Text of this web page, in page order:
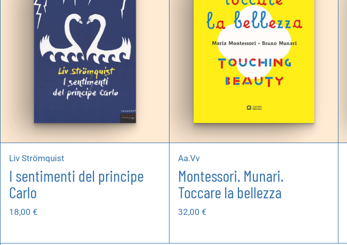
Liv Strömquist
I sentimenti del principe
Carlo
18,00 €
Aa.Vv
Montessori. Munari.
Toccare la bellezza
32,00 €